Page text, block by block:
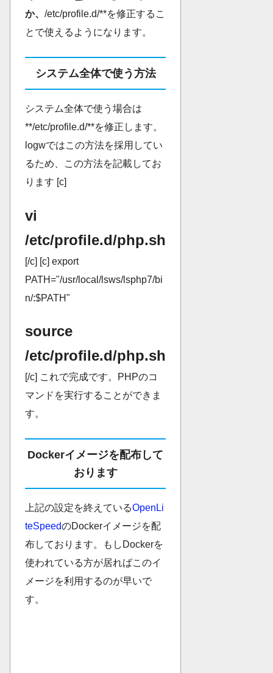
か、 /etc/profile.d/**を修正するこ
とで使えるようになります。
システム全体で使う方法
システム全体で使う場合は
**/etc/profile.d/**を修正します。
logwではこの方法を採用してい
るため、この方法を記載してお
ります [c]
vi
/etc/profile.d/php.sh
[/c] [c] export
PATH="/usr/local/lsws/lsphp7/bi
n/:$PATH"
source
/etc/profile.d/php.sh
[/c] これで完成です。PHPのコ
マンドを実行することができま
す。
Dockerイメージを配布して
おります
上記の設定を終えているOpenLi
teSpeedのDockerイメージを配
布しております。もしDockerを
使われている方が居ればこのイ
メージを利用するのが早いで
す。